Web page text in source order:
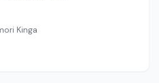
Kinga